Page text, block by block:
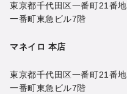
東京都千代田区一番町21番地
一番町東急ビル7階
マネイロ 本店
東京都千代田区一番町21番地
一番町東急ビル7階